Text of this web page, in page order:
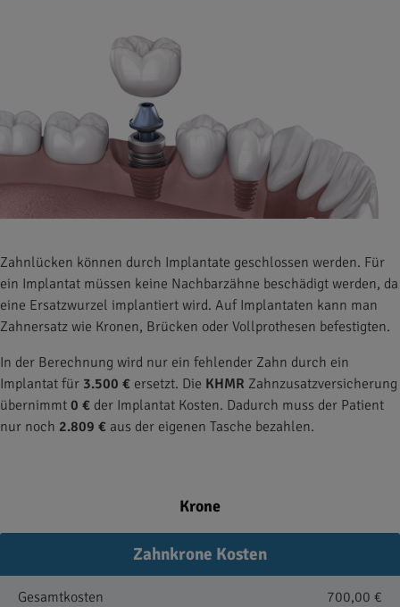
Zahnlücken können durch Implantate geschlossen werden. Für
ein Implantat müssen keine Nachbarzähne beschädigt werden, da
eine Ersatzwurzel implantiert wird. Auf Implantaten kann man
Zahnersatz wie Kronen, Brücken oder Vollprothesen befestigten.
In der Berechnung wird nur ein fehlender Zahn durch ein
Implantat für 3.500 € ersetzt. Die KHMR Zahnzusatzversicherung
übernimmt 0 € der Implantat Kosten. Dadurch muss der Patient
nur noch 2.809 € aus der eigenen Tasche bezahlen.
Krone
Zahnkrone Kosten
Gesamtkosten
700,00 €